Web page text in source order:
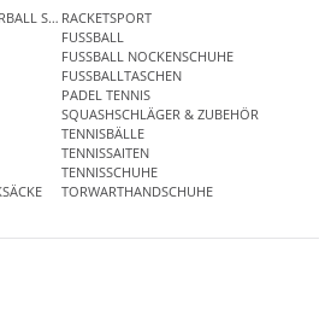
SETSRACKETSPORT
FUSSBALL
FUSSBALL NOCKENSCHUHE
FUSSBALLTASCHEN
PADEL TENNIS
SQUASHSCHLÄGER & ZUBEHÖR
TENNISBÄLLE
TENNISSAITEN
TENNISSCHUHE
TORWARTHANDSCHUHE